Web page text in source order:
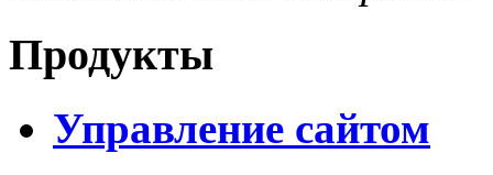
Продукты
Управление сайтом